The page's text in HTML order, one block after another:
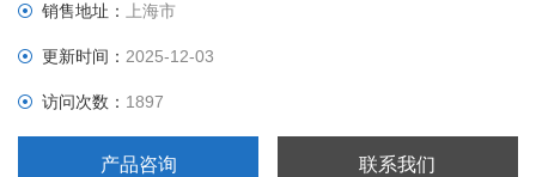
销售地址：上海市
更新时间：2025-12-03
访问次数： 1897
产品咨询 联系我们